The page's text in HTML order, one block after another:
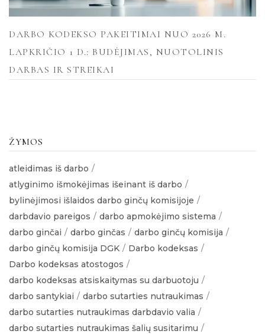
DARBO KODEKSO PAKEITIMAI NUO 2026 M.
LAPKRIČIO 1 D.: BUDĖJIMAS, NUOTOLINIS
DARBAS IR STREIKAI
ŽYMOS
atleidimas iš darbo
atlyginimo išmokėjimas išeinant iš darbo
bylinėjimosi išlaidos darbo ginčų komisijoje
darbdavio pareigos
darbo apmokėjimo sistema
darbo ginčai
darbo ginčas
darbo ginčų komisija
darbo ginčų komisija DGK
Darbo kodeksas
Darbo kodeksas atostogos
darbo kodeksas atsiskaitymas su darbuotoju
darbo santykiai
darbo sutarties nutraukimas
darbo sutarties nutraukimas darbdavio valia
darbo sutarties nutraukimas šalių susitarimu